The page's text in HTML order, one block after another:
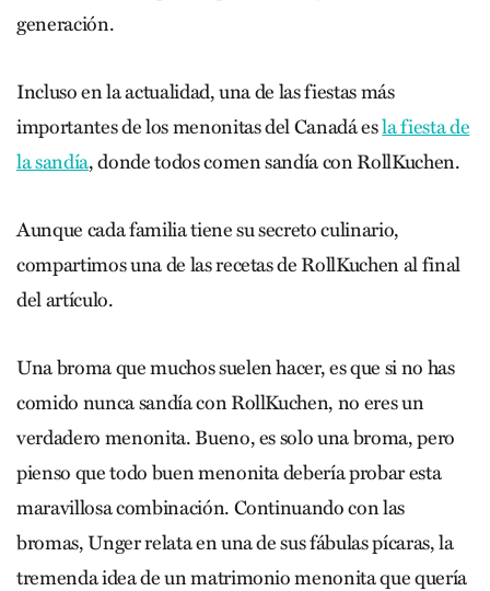
generación.
Incluso en la actualidad, una de las fiestas más
importantes de los menonitas del Canadá esla fiesta de
la sandía, donde todos comen sandía con RollKuchen.
Aunque cada familia tiene su secreto culinario,
compartimos una de las recetas de RollKuchen al final
del artículo.
Una broma que muchos suelen hacer, es que si no has
comido nunca sandía con RollKuchen, no eres un
verdadero menonita. Bueno, es solo una broma, pero
pienso que todo buen menonita debería probar esta
maravillosa combinación. Continuando con las
bromas, Unger relata en una de sus fábulas pícaras, la
tremenda idea de un matrimonio menonita que quería